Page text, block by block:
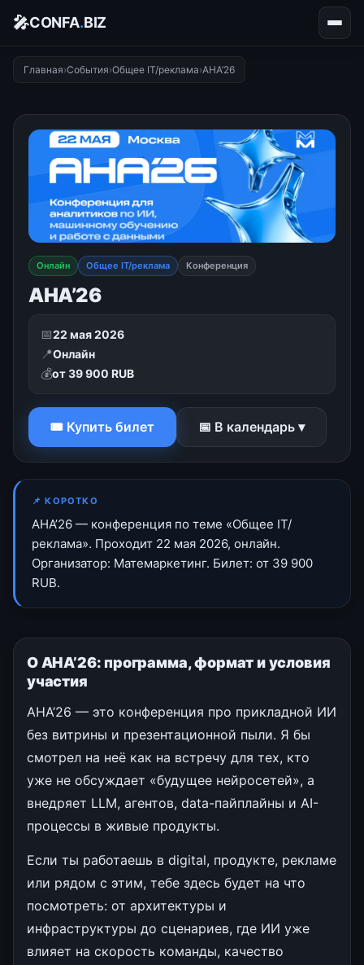
🎤CONFA.BIZ
Главная›События›Общее IT/реклама›АНА’26
Онлайн Общее IT/реклама Конференция
АНА’26
📅22 мая 2026
📍Онлайн
💰от 39 900 RUB
🎟 Купить билет 📅 В календарь ▾
📌 КОРОТКО
АНА’26 — конференция по теме «Общее IT/
реклама». Проходит 22 мая 2026, онлайн.
Организатор: Матемаркетинг. Билет: от 39 900
RUB.
О АНА’26: программа, формат и условия
участия
АНА’26 — это конференция про прикладной ИИ
без витрины и презентационной пыли. Я бы
смотрел на неё как на встречу для тех, кто
уже не обсуждает «будущее нейросетей», а
внедряет LLM, агентов, data-пайплайны и AI-
процессы в живые продукты.
Если ты работаешь в digital, продукте, рекламе
или рядом с этим, тебе здесь будет на что
посмотреть: от архитектуры и
инфраструктуры до сценариев, где ИИ уже
влияет на скорость команды, качество